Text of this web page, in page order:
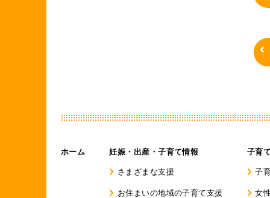
ホーム 妊娠・出産・子育て情報
さまざまな支援
お住まいの地域の子育て支援
子育
子
女